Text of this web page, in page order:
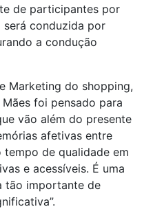
de participantes por
será conduzida por
a condução
Marketing do shopping,
foi pensado para
vão além do presente
afetivas entre
de qualidade em
e acessíveis. É uma
tão importante de